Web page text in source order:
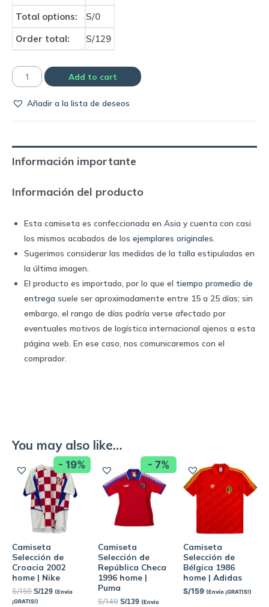
Total options:
S/0
Order total:
S/129
Camiseta
de
home
|
quantity
Add to cart
Añadir a la lista de deseos
Información importante
Información del producto
Esta camiseta es confeccionada en Asia y cuenta con casi
los mismos acabados de los ejemplares originales
Sugerimos considerar las medidas de la talla estipuladas en
la última imagen.
El producto es importado, por lo que el tiempo promedio de
entrega suele ser aproximadamente entre 15 a 25 días; sin
embargo, el rango de días podría verse afectado por
eventuales motivos de logística internacional ajenos a esta
página web. En ese caso, nos comunicaremos con el
comprador.
You may also like…
- 19%
Camiseta
Selección de
Croacia 2002
home | Nike
S/159 S/129 (Envío
¡GRATIS!)
- 7%
Camiseta
Selección de
República Checa
1996 home |
Puma
S/149 S/139 (Envío
Camiseta
Selección de
Bélgica 1986
home | Adidas
S/159 (Envío ¡GRATIS!)